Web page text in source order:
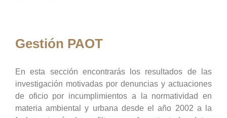
Gestión PAOT
En esta sección encontrarás los resultados de las
investigación motivadas por denuncias y actuaciones
de oficio por incumplimientos a la normatividad en
materia ambiental y urbana desde el año 2002 a la